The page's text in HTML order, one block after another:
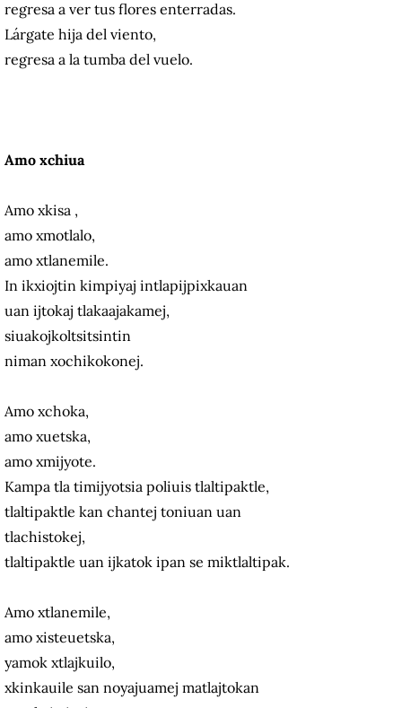
regresa a ver tus flores enterradas.
Lárgate hija del viento,
regresa a la tumba del vuelo.
Amo xchiua
Amo xkisa ,
amo xmotlalo,
amo xtlanemile.
In ikxiojtin kimpiyaj intlapijpixkauan
uan ijtokaj tlakaajakamej,
siuakojkoltsitsintin
niman xochikokonej.
Amo xchoka,
amo xuetska,
amo xmijyote.
Kampa tla timijyotsia poliuis tlaltipaktle,
tlaltipaktle kan chantej toniuan uan
tlachistokej,
tlaltipaktle uan ijkatok ipan se miktlaltipak.
Amo xtlanemile,
amo xisteuetska,
yamok xtlajkuilo,
xkinkauile san noyajuamej matlajtokan